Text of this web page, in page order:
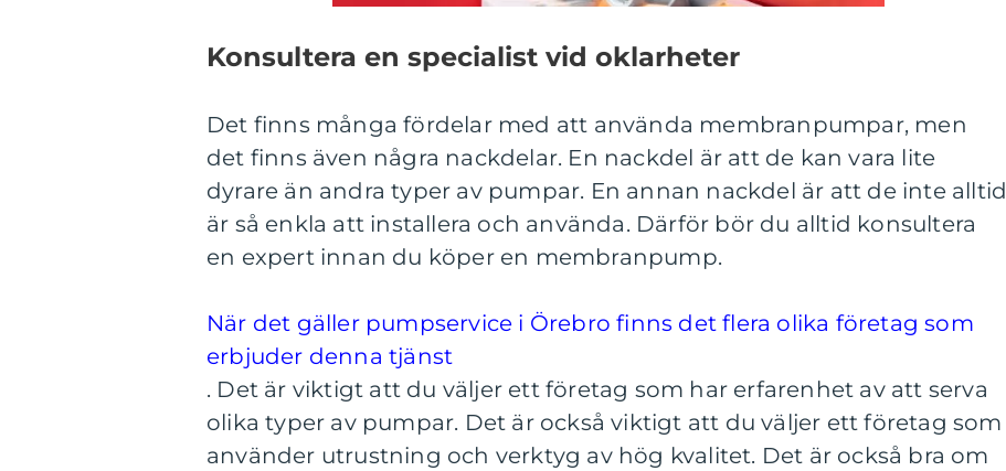
Konsultera en specialist vid oklarheter
Det finns många fördelar med att använda membranpumpar, men
det finns även några nackdelar. En nackdel är att de kan vara lite
dyrare än andra typer av pumpar. En annan nackdel är att de inte alltid
är så enkla att installera och använda. Därför bör du alltid konsultera
en expert innan du köper en membranpump.
När det gäller pumpservice i Örebro finns det flera olika företag som
erbjuder denna tjänst
. Det är viktigt att du väljer ett företag som har erfarenhet av att serva
olika typer av pumpar. Det är också viktigt att du väljer ett företag som
använder utrustning och verktyg av hög kvalitet. Det är också bra om